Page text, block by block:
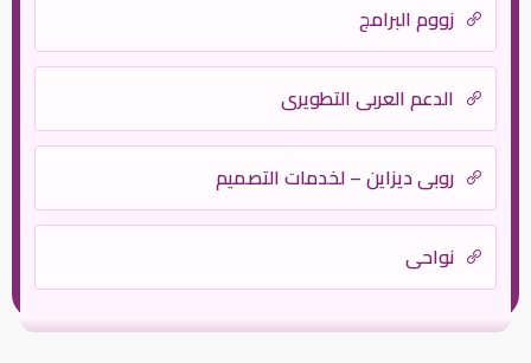
زووم البرامج
الدعم العربي التطويري
روبي ديزاين – لخدمات التصميم
نواحي